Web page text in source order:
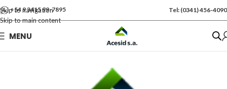
Skip to navigation
Skip to main content
+54 9 3415 99-7895 Tel: (0341) 456-4090
MENUSe vende por Und